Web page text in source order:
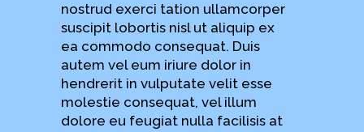
nostrud exerci tation ullamcorper
suscipit lobortis nisl ut aliquip ex
ea commodo consequat. Duis
autem vel eum iriure dolor in
hendrerit in vulputate velit esse
molestie consequat, vel illum
dolore eu feugiat nulla facilisis at